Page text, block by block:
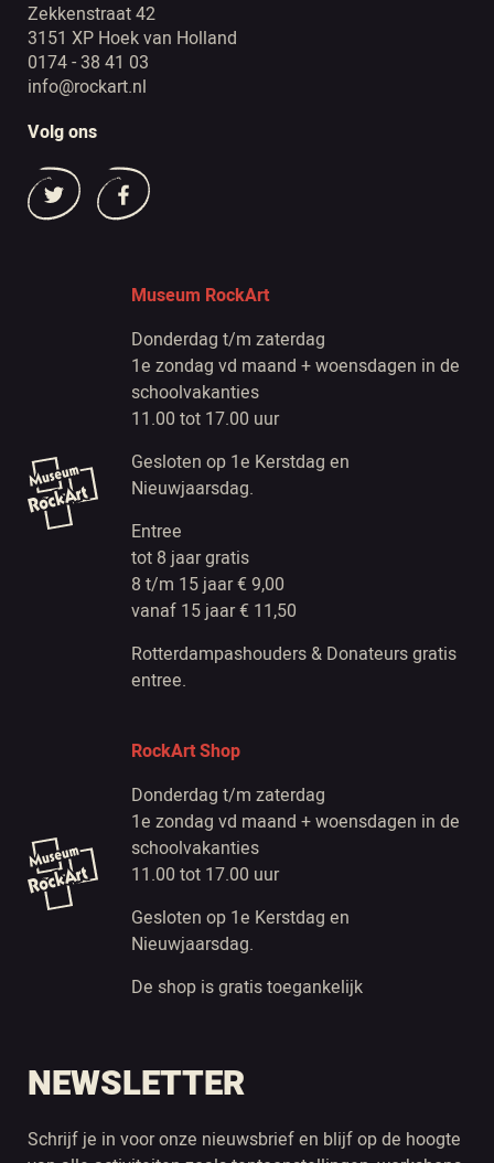
Zekkenstraat 42
3151 XP Hoek van Holland
0174 - 38 41 03
info@rockart.nl
Volg ons
Museum RockArt
Donderdag t/m zaterdag
1e zondag vd maand + woensdagen in de
schoolvakanties
11.00 tot 17.00 uur
Gesloten op 1e Kerstdag en
Nieuwjaarsdag.
Entree
tot 8 jaar gratis
8 t/m 15 jaar € 9,00
vanaf 15 jaar € 11,50
Rotterdampashouders & Donateurs gratis
entree.
RockArt Shop
Donderdag t/m zaterdag
1e zondag vd maand + woensdagen in de
schoolvakanties
11.00 tot 17.00 uur
Gesloten op 1e Kerstdag en
Nieuwjaarsdag.
De shop is gratis toegankelijk
NEWSLETTER
Schrijf je in voor onze nieuwsbrief en blijf op de hoogte